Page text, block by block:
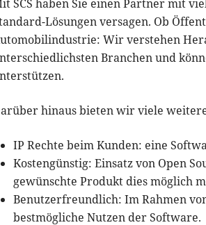
SCS haben Sie einen Partner mit
Lösungen versagen. Ob
Wir verstehen
Branchen und
hinaus bieten wir viele
IP Rechte beim Kunden: eine
Kostengünstig: Einsatz von Open
gewünschte Produkt dies möglich
Benutzerfreundlich: Im Rahmen
bestmögliche Nutzen der Software.